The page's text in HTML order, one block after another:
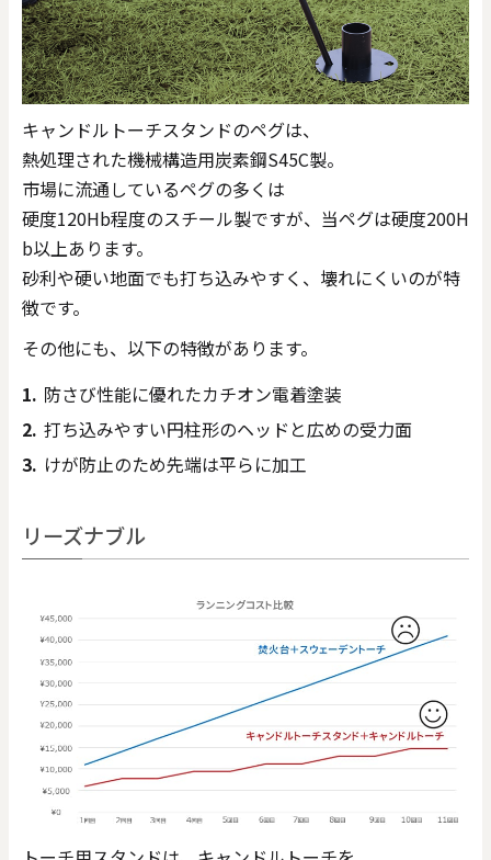
キャンドルトーチスタンドのペグは、
熱処理された機械構造用炭素鋼S45C製。
市場に流通しているペグの多くは
硬度120Hb程度のスチール製ですが、当ペグは硬度200H
b以上あります。
砂利や硬い地面でも打ち込みやすく、壊れにくいのが特
徴です。
その他にも、以下の特徴があります。
防さび性能に優れたカチオン電着塗装
打ち込みやすい円柱形のヘッドと広めの受力面
けが防止のため先端は平らに加工
リーズナブル